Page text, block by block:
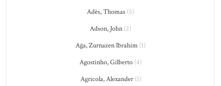
Adès, Thomas (5)
Adson, John (2)
Ağa, Zurnazen Ibrahim (1)
Agostinho, Gilberto (4)
Agricola, Alexander(1)